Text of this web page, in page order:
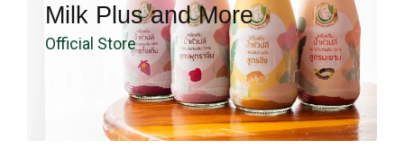
Milk Plus and More
Official Store